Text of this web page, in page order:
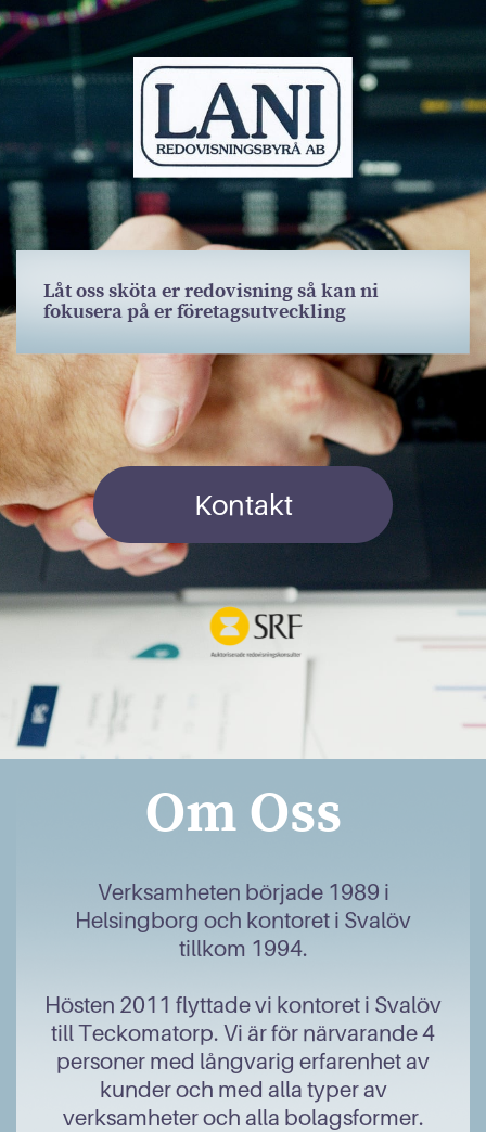
Låt oss sköta er redovisning så kan ni
fokusera på er företagsutveckling
Kontakt
Om Oss
Verksamheten började 1989 i
Helsingborg och kontoret i Svalöv
tillkom 1994.
Hösten 2011 flyttade vi kontoret i Svalöv
till Teckomatorp. Vi är för närvarande 4
personer med långvarig erfarenhet av
kunder och med alla typer av
verksamheter och alla bolagsformer.